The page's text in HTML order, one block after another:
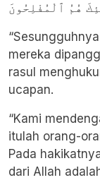
هُمُ ٱلْمُفْلِحُونَ
mereka
rasul
ucapan.
“Kami
itulah orang-
Pada
dari Allah